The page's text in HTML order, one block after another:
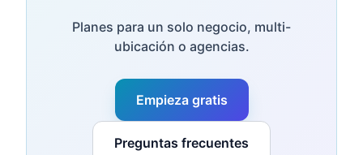
Planes para un solo negocio, multi-
ubicación o agencias.
Empieza gratis
Preguntas frecuentes